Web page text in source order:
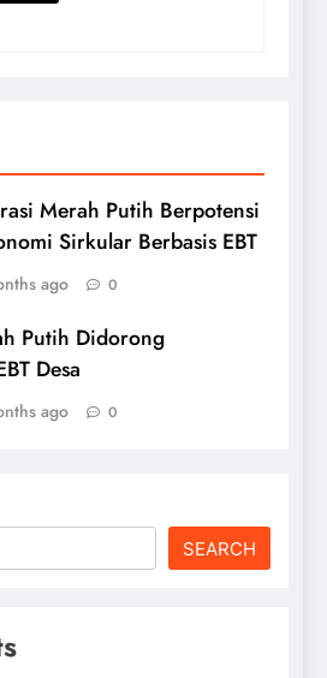
Merah Putih Berpotensi
Sirkular Berbasis EBT
ago 0
Putih Didorong
Desa
ago 0
SEARCH